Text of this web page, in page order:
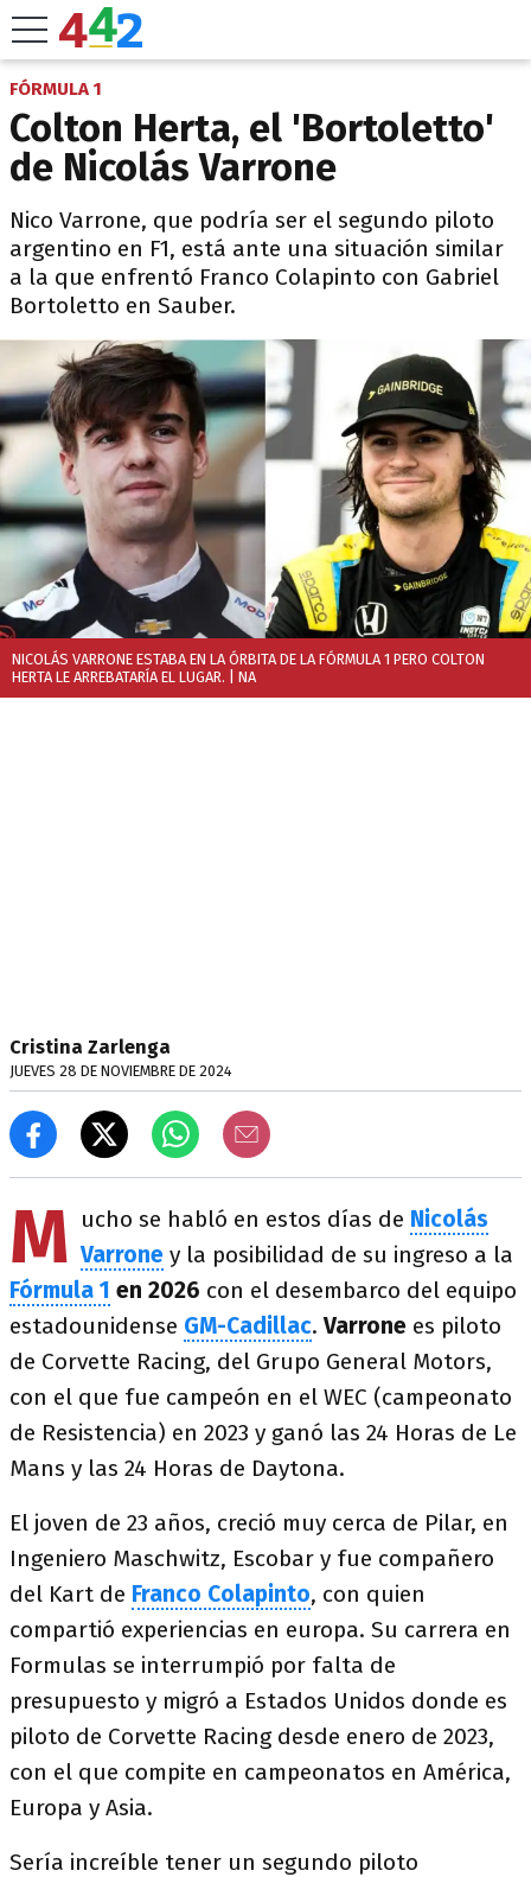
FÓRMULA 1
Colton Herta, el 'Bortoletto'
de Nicolás Varrone
Nico Varrone, que podría ser el segundo piloto
argentino en F1, está ante una situación similar
a la que enfrentó Franco Colapinto con Gabriel
Bortoletto en Sauber.
NICOLÁS VARRONE ESTABA EN LA ÓRBITA DE LA FÓRMULA 1 PERO COLTON
HERTA LE ARREBATARÍA EL LUGAR. | NA
Cristina Zarlenga
JUEVES 28 DE NOVIEMBRE DE 2024
M ucho se habló en estos días de Nicolás
Varrone y la posibilidad de su ingreso a la
Fórmula 1 en 2026 con el desembarco del equipo
estadounidense GM-Cadillac.Varrone es piloto
de Corvette Racing, del Grupo General Motors,
con el que fue campeón en el WEC (campeonato
de Resistencia) en 2023 y ganó las 24 Horas de Le
Mans y las 24 Horas de Daytona.
El joven de 23 años, creció muy cerca de Pilar, en
Ingeniero Maschwitz, Escobar y fue compañero
del Kart de Franco Colapinto, con quien
compartió experiencias en europa. Su carrera en
Formulas se interrumpió por falta de
presupuesto y migró a Estados Unidos donde es
piloto de Corvette Racing desde enero de 2023,
con el que compite en campeonatos en América,
Europa y Asia.
Sería increíble tener un segundo piloto